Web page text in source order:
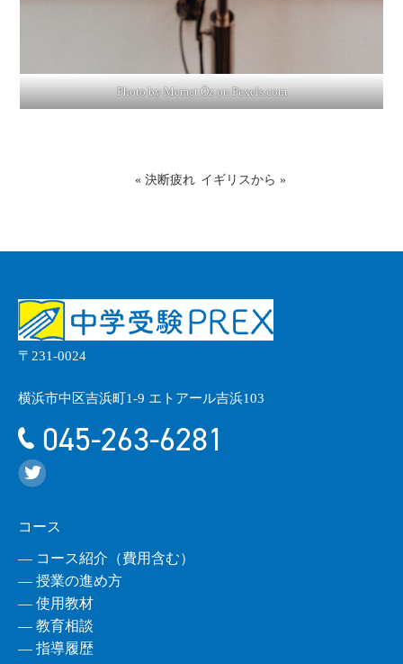
Photo by Memet Öz onPexels.com
« 決断疲れ イギリスから »
〒231-0024
横浜市中区吉浜町1-9 エトアール吉浜103
045-263-6281
コース
― コース紹介（費用含む）
― 授業の進め方
― 使用教材
― 教育相談
― 指導履歴